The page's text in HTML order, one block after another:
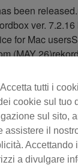
been
ver.
for Mac
(MAY
7.2.13 has been
tutti i
cookie sul tuo
sul sito,
assistere il
Accettando
a divulgare